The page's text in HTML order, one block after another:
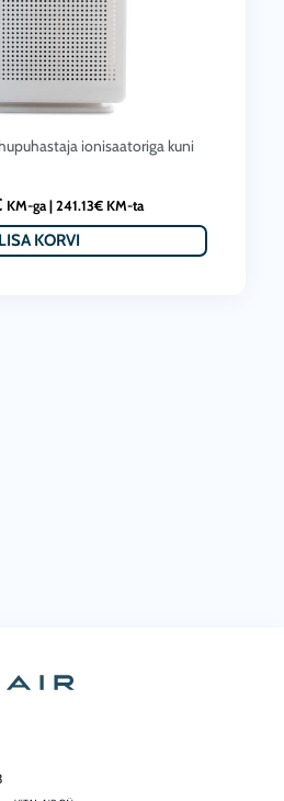
ionisaatoriga kuni
KM-ga | 241.13€KM-ta
LISA KORVI